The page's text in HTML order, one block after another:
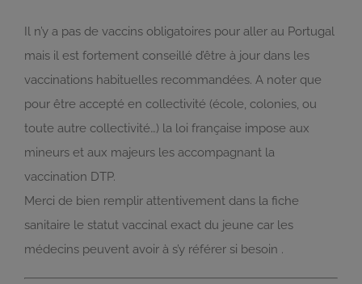
Il n’y a pas de vaccins obligatoires pour aller au Portugal
mais il est fortement conseillé d’être à jour dans les
vaccinations habituelles recommandées. A noter que
pour être accepté en collectivité (école, colonies, ou
toute autre collectivité…) la loi française impose aux
mineurs et aux majeurs les accompagnant la
vaccination DTP.
Merci de bien remplir attentivement dans la fiche
sanitaire le statut vaccinal exact du jeune car les
médecins peuvent avoir à s’y référer si besoin .